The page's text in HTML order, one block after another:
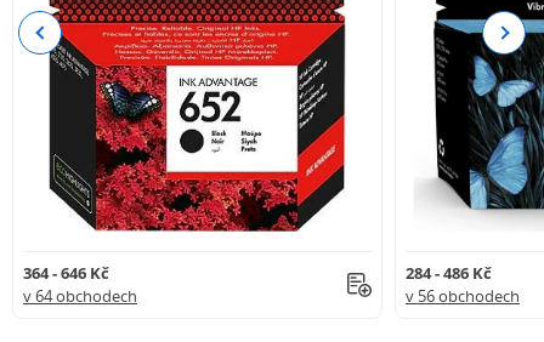
364 - 646 Kč
v 64 obchodech
284 - 486 Kč
v 56 obchodech
Previous Next